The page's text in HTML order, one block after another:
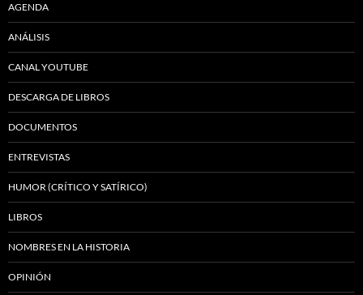
AGENDA
ANÁLISIS
CANAL YOUTUBE
DESCARGA DE LIBROS
DOCUMENTOS
ENTREVISTAS
HUMOR (CRÍTICO Y SATÍRICO)
LIBROS
NOMBRES EN LA HISTORIA
OPINIÓN